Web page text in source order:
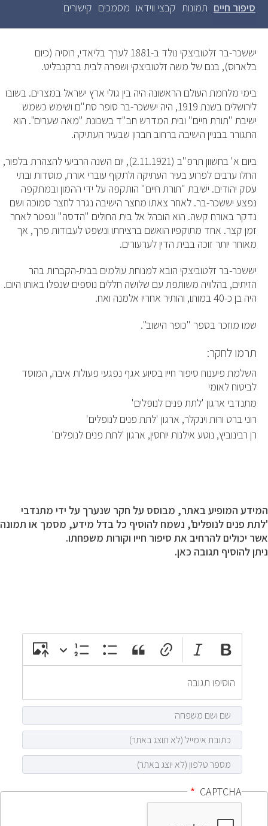
לשוניות
ראשיות
סיפור חיים (לשונית
תמונות קבצי ווידאו מסמכים קישורים
יששכר-בר זלטוביצקי נולד ב-1881 לערך בליאדי, רוסיה (כיום
בלארוס), בנם של משה זלטוביצקי ושפרה לבית ברקנבליט.
בימי מלחמת העולם הראשונה היה בין גולי ארץ ישראל במצרים. בשובו
לירושלים בשנת 1919, היה יששכר-בר סופר סת"ם ושימש כשמש
ישיבת "תורת חיים" ובית המדרש חב"ד בשכונת "מאה שערים". הוא
התגורר בבניין הישיבה ברחוב חברון שבעיר העתיקה.
ביום א' בחשוון תרפ"ב (2.11.1921), יום השנה הרביעי להצהרת בלפור,
החלו ערבים לפרוע בעיר העתיקה ולתקוף עוברי אורח, מוסדות ובתי
עסק יהודים. ישיבת "תורת חיים" הותקפה על ידי ההמון ובמתקפה
נפצע יששכר-בר. לאחר צאתו מחצר הישיבה נגרר לחצר סמוכה ושם
נדקר באורח קשה. הוא הובהל אל בית החולים "הדסה" ונפטר לאחר
זמן קצר. אחד מתוקפיו הואשם ברציחתו ונשפט לעבודות פרך, אך
מאוחר יותר זוכה בבית הדין לערעורים.
יששכר-בר זלטוביצקי הובאלמנוחת עולמים בבית-הקברות בהר
הזיתים, בהלוויה משותפת עם שלושה חללים נוספים שנפלו באותו היום.
היה בן כ-40 במותו, והותיר אחריו אלמנה ואח.
שמו מוזכר בספר "כופר הישוב".
תרמו לחקר:
השלמת פיענוח סיפור חייו בסיוע אגף נפגעי פעולות איבה, המוסד
לביטוח לאומי
מתנדבי ארגון 'לתת פנים לנופלים'
רוני ברט ורות וינקלר, ארגון 'לתת פנים לנופלים'
רן רבינוביץ, נוטע אילנות יוחסין, ארגון 'לתת פנים לנופלים'
המידע המופיע באתר, מבוסס על חקר שנערך על ידי מתנדבי
'לתת פנים לנופלים', נשמח להוסיף כל בדל מידע, מסמך או תמונה
אשר יכולים להרחיב את סיפור חייו וקורות משפחתו.
ניתן להוסיף תגובה כאן.
attach_file
photo_camera
CAPTCHA